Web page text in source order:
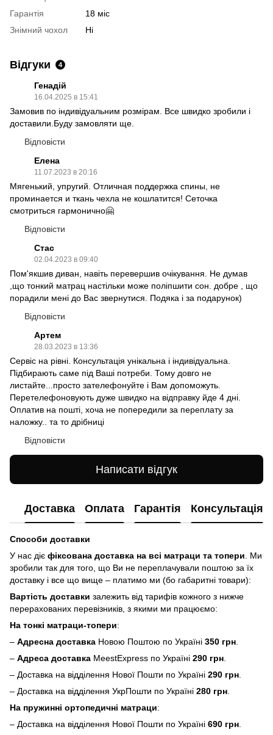
Гарантія
18 міс
Знімний чохол
Ні
Відгуки 4
Генадій
16.04.2025 в 15:41
Замовив по індивідуальним розмірам. Все швидко зробили і
доставили.Буду замовляти ще.
Відповісти
Елена
11.07.2023 в 20:16
Мягенький, упругий. Отличная поддержка спины, не
проминается и ткань чехла не кошлатится! Сеточка
смотриться гармонично🤗
Відповісти
Стас
02.04.2023 в 09:40
Пом'якшив диван, навіть перевершив очікування. Не думав
,що тонкий матрац настільки може поліпшити сон. добре , що
порадили мені до Вас звернутися. Подяка і за подарунок)
Відповісти
Артем
28.03.2023 в 13:36
Сервіс на рівні. Консультація унікальна і індивідуальна.
Підбирають саме під Ваші потреби. Тому довго не
листайте...просто зателефонуйте і Вам допоможуть.
Перетелефоновують дуже швидко на відправку йде 4 дні.
Оплатив на пошті, хоча не попередили за переплату за
наложку.. та то дрібниці
Відповісти
Написати відгук
Доставка Оплата Гарантія Консультація
Способи доставки
У нас діє фіксована доставка на всі матраци та топери . Ми
зробили так для того, що Ви не переплачували поштою за їх
доставку і все що вище – платимо ми (бо габаритні товари):
Вартість доставки залежить від тарифів кожного з нижче
перерахованих перевізників, з якими ми працюємо:
На тонкі матраци-топери:
– Адресна доставка Новою Поштою по Україні 350 грн
– Адреса доставка MeestExpress по Україні 290 грн
– Доставка на відділення Нової Пошти по Україні 290 грн
– Доставка на відділення УкрПошти по Україні 280 грн
На пружинні ортопедичні матраци:
– Доставка на відділення Нової Пошти по Україні 690 грн